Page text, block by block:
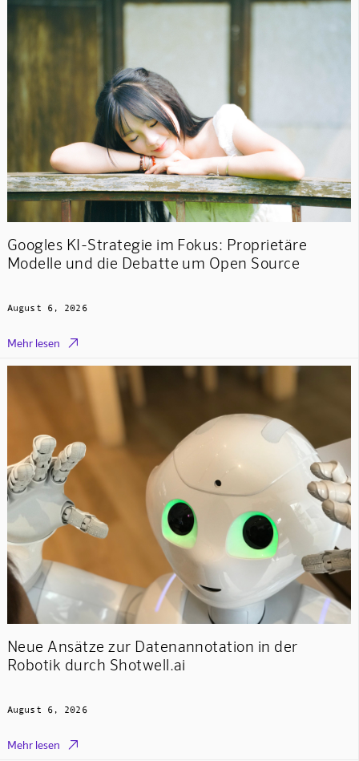
Googles KI-Strategie im Fokus: Proprietäre
Modelle und die Debatte um Open Source
August 6, 2026
Mehr lesen 
Neue Ansätze zur Datenannotation in der
Robotik durch Shotwell.ai
August 6, 2026
Mehr lesen 